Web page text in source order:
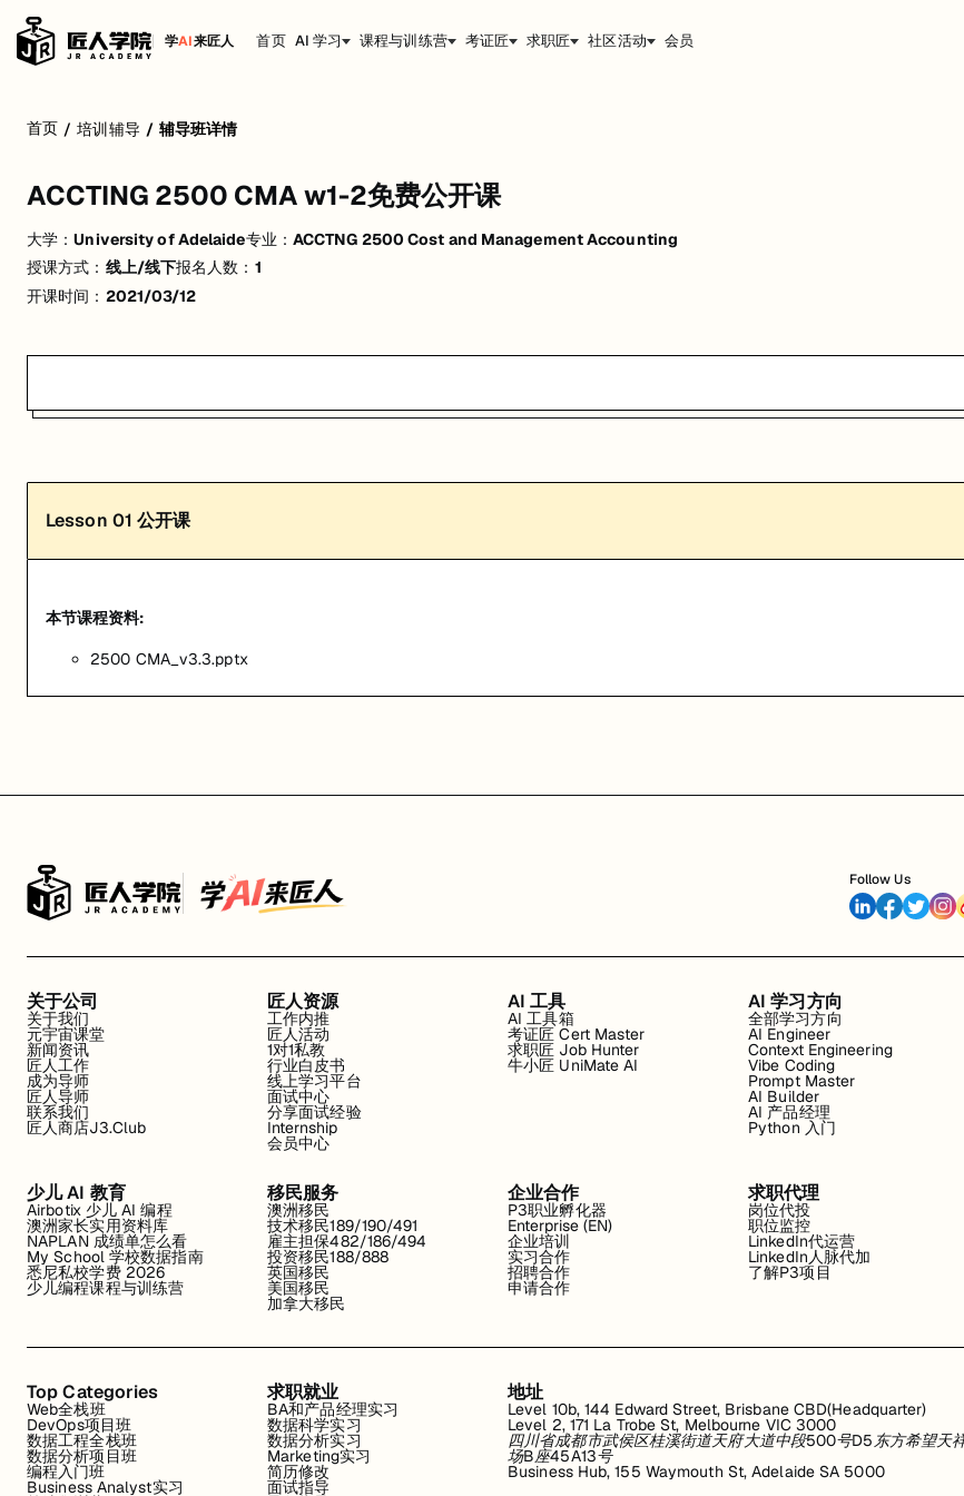
学AI来匠人 首页 AI 学习 课程与训练营 考证匠 求职匠 社区活动 会员
ACCTING 2500 CMA w1-2免费公开课
开始日期: 2021/3/12
已有 1 名同学报名参加
关联大学:University of Adelaide
首页 / 培训辅导 / 辅导班详情
ACCTING 2500 CMA w1-2免费公开课
大学：University of Adelaide专业： ACCTNG 2500 Cost and Management Accounting
授课方式： 线上/线下报名人数： 1
开课时间： 2021/03/12
Lesson 01 公开课
本节课程资料:
2500 CMA_v3.3.pptx
Follow Us
关于公司
关于我们
元宇宙课堂
新闻资讯
匠人工作
成为导师
匠人导师
联系我们
匠人商店J3.Club
匠人资源
工作内推
匠人活动
1对1私教
行业白皮书
线上学习平台
面试中心
分享面试经验
Internship
会员中心
AI 工具
AI 工具箱
考证匠 Cert Master
求职匠 Job Hunter
牛小匠 UniMate AI
AI 学习方向
全部学习方向
AI Engineer
Context Engineering
Vibe Coding
Prompt Master
AI Builder
AI 产品经理
Python 入门
少儿 AI 教育
Airbotix 少儿 AI 编程
澳洲家长实用资料库
NAPLAN 成绩单怎么看
My School 学校数据指南
悉尼私校学费 2026
少儿编程课程与训练营
移民服务
澳洲移民
技术移民189/190/491
雇主担保482/186/494
投资移民188/888
英国移民
美国移民
加拿大移民
企业合作
P3职业孵化器
Enterprise (EN)
企业培训
实习合作
招聘合作
申请合作
求职代理
岗位代投
职位监控
LinkedIn代运营
LinkedIn人脉代加
了解P3项目
Top Categories
Web全栈班
DevOps项目班
数据工程全栈班
数据分析项目班
编程入门班
Business Analyst实习
求职就业
BA和产品经理实习
数据科学实习
数据分析实习
Marketing实习
简历修改
面试指导
地址
Level 10b, 144 Edward Street, Brisbane CBD(Headquarter)
Level 2, 171 La Trobe St, Melbourne VIC 3000
四川省成都市武侯区桂溪街道天府大道中段500号D5东方希望天
场B座45A13号
Business Hub, 155 Waymouth St, Adelaide SA 5000